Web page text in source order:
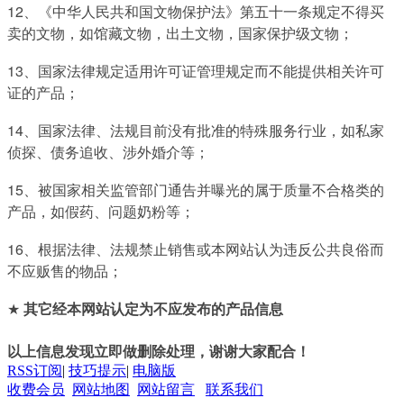
12、《中华人民共和国文物保护法》第五十一条规定不得买
卖的文物，如馆藏文物，出土文物，国家保护级文物；
13、国家法律规定适用许可证管理规定而不能提供相关许可
证的产品；
14、国家法律、法规目前没有批准的特殊服务行业，如私家
侦探、债务追收、涉外婚介等；
15、被国家相关监管部门通告并曝光的属于质量不合格类的
产品，如假药、问题奶粉等；
16、根据法律、法规禁止销售或本网站认为违反公共良俗而
不应贩售的物品；
★ 其它经本网站认定为不应发布的产品信息
以上信息发现立即做删除处理，谢谢大家配合！
RSS订阅| 技巧提示| 电脑版
收费会员
网站地图 网站留言 联系我们